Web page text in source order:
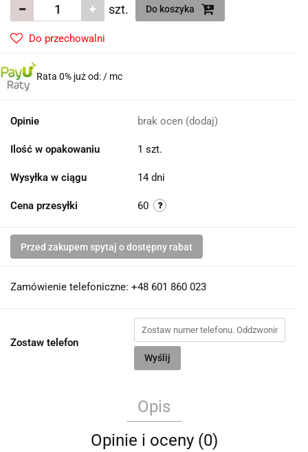
szt. Do koszyka
Do przechowalni
Rata 0% już od:/ mc
Opinie brak ocen (dodaj)
Ilość w opakowaniu 1 szt.
Wysyłka w ciągu 14 dni
Cena przesyłki 60
Przed zakupem spytaj o dostępny rabat
Zamówienie telefoniczne: +48 601 860 023
Zostaw telefon
Wyślij
Opis
Opinie i oceny (0)